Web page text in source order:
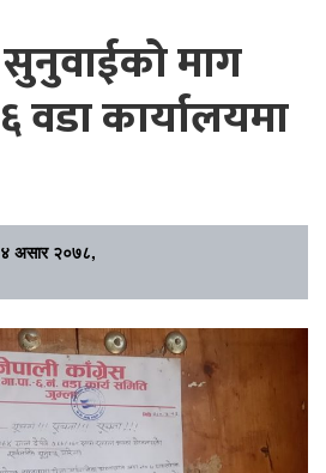
माग
वडा कार्यालयमा
असार २०७८,